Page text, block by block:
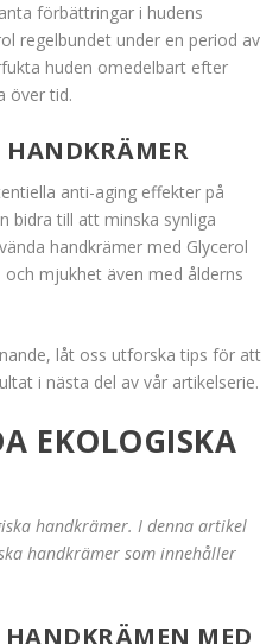
förbättringar i hudens
regelbundet under en period av
huden omedelbart efter
över tid.
HANDKRÄMER
anti-aging effekter på
bidra till att minska synliga
handkrämer med Glycerol
mjukhet även med ålderns
låt oss utforska tips för att
i nästa del av vår artikelserie.
EKOLOGISKA
handkrämer. I denna artikel
handkrämer som innehåller
MED